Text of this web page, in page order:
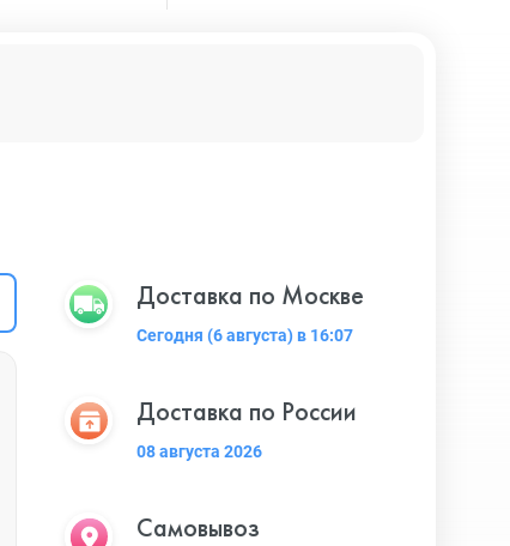
Доставка по Москве
Сегодня (6 августа) в 16:07
Доставка по России
08 августа 2026
Самовывоз